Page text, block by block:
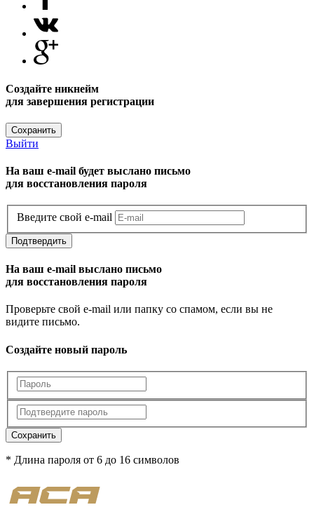
Создайте никнейм
для завершения регистрации
Сохранить
Выйти
На ваш e-mail будет выслано письмо
для восстановления пароля
Введите свой e-mail
Подтвердить
На ваш e-mail выслано письмо
для восстановления пароля
Проверьте свой e-mail или папку со спамом, если вы не
видите письмо.
Создайте новый пароль
Сохранить
* Длина пароля от 6 до 16 символов